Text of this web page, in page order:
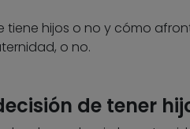
hijos o no y cómo
o no.
de tener